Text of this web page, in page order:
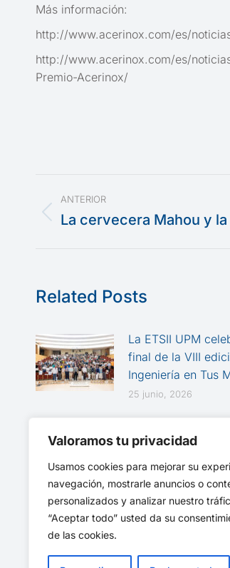
Valoramos tu privacidad
Usamos cookies para mejorar su
navegación, mostrarle anuncios o
personalizados y analizar nuestro
“Aceptar todo” usted da su
de las cookies.
Más información:
http://www.acerinox.com/es/
http://www.acerinox.com/es/
Premio-Acerinox/
Navegación
entre
ANTERIOR
Publicación
La cervecera Mahou y
Related Posts
La ETSII UPM
final de la VIII
Ingeniería en Tus
25 junio, 2026
aprendizaje
innovación
3 marzo, 2026